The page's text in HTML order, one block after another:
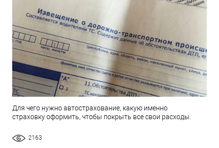
Для чего нужно автострахование, какую именно
страховку оформить, чтобы покрыть все свои расходы.
2163